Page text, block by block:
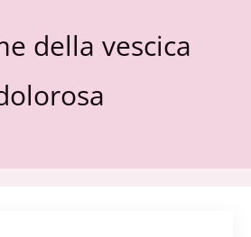
della vescica